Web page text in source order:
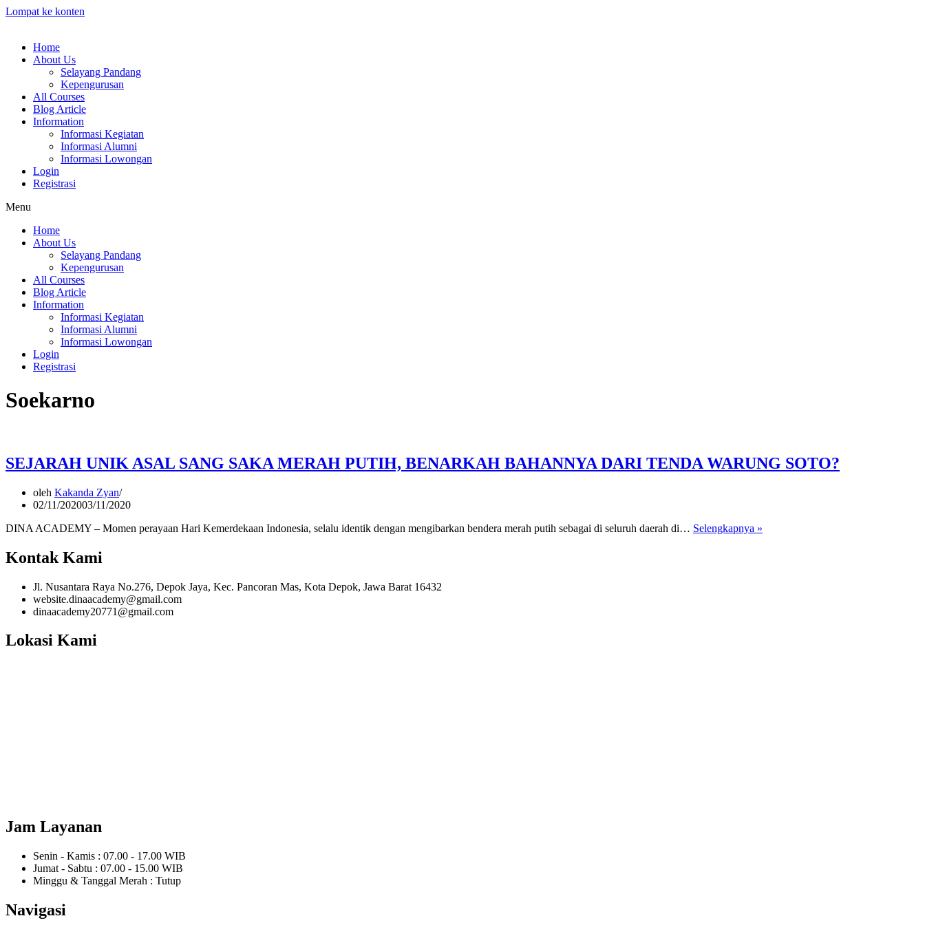
Lompat ke konten
Home
About Us
Selayang Pandang
Kepengurusan
All Courses
Blog Article
Information
Informasi Kegiatan
Informasi Alumni
Informasi Lowongan
Login
Registrasi
Menu
Home
About Us
Selayang Pandang
Kepengurusan
All Courses
Blog Article
Information
Informasi Kegiatan
Informasi Alumni
Informasi Lowongan
Login
Registrasi
Soekarno
SEJARAH UNIK ASAL SANG SAKA MERAH PUTIH, BENARKAH BAHANNYA DARI TENDA WARUNG SOTO?
oleh Kakanda Zyan
02/11/202003/11/2020
DINA ACADEMY – Momen perayaan Hari Kemerdekaan Indonesia, selalu identik dengan mengibarkan bendera merah putih sebagai di seluruh daerah di… Selengkapnya »
Kontak Kami
Jl. Nusantara Raya No.276, Depok Jaya, Kec. Pancoran Mas, Kota Depok, Jawa Barat 16432
website.dinaacademy@gmail.com
dinaacademy20771@gmail.com
Lokasi Kami
Jam Layanan
Senin - Kamis : 07.00 - 17.00 WIB
Jumat - Sabtu : 07.00 - 15.00 WIB
Minggu & Tanggal Merah : Tutup
Navigasi